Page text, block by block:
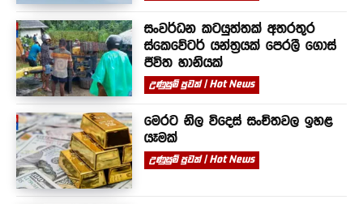
සංවර්ධන කටයුත්තක් අතරතුර
ස්කෙවේටර් යන්ත්‍රයක් පෙරලී ගොස්
ජීවිත හානියක්
උණුසුම් පුවත් | Hot News
මෙරට නිල විදෙස් සංචිතවල ඉහළ
යෑමක්
උණුසුම් පුවත් | Hot News